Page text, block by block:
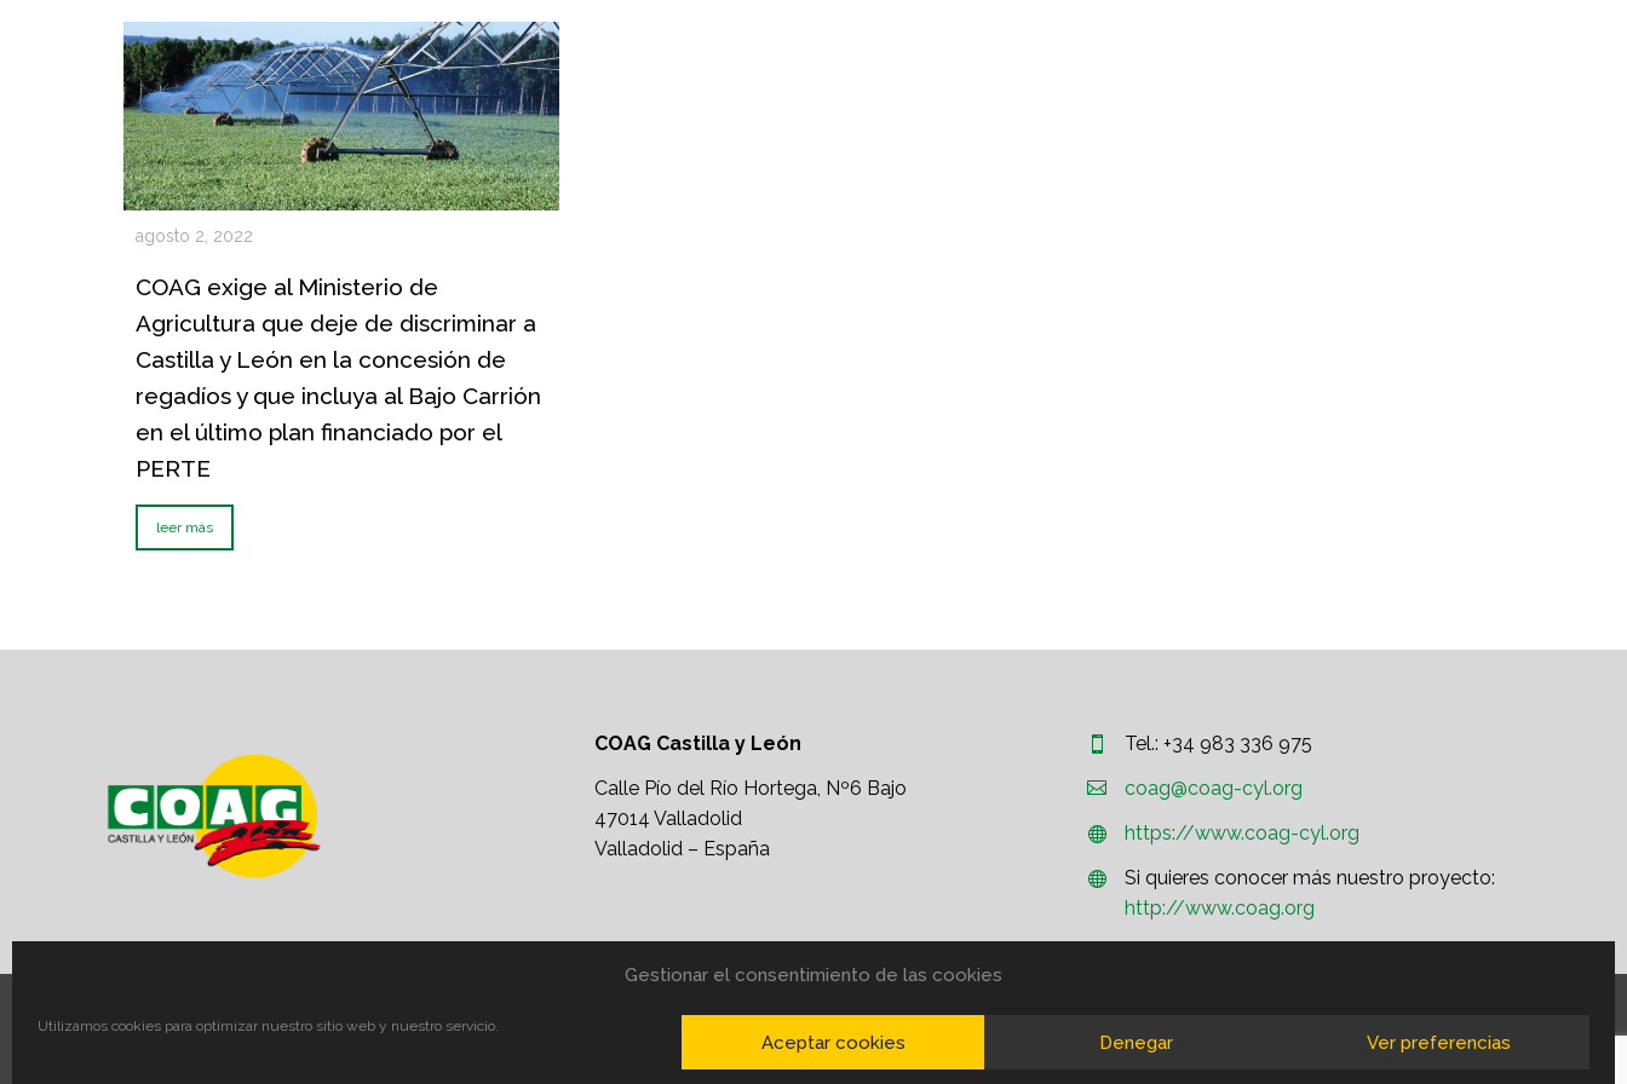
Gestionar el consentimiento de las cookies
Utilizamos cookies para optimizar nuestro sitio web y nuestro servicio.
Aceptar cookies Denegar Ver preferencias
agosto 2, 2022
COAG exige al Ministerio de
Agricultura que deje de discriminar a
Castilla y León en la concesión de
regadíos y que incluya al Bajo Carrión
en el último plan financiado por el
PERTE
leer más
COAG Castilla y León
Calle Pío del Río Hortega, Nº6 Bajo
47014 Valladolid
Valladolid – España

 Tel.: +34 983 336 975

 coag@coag-cyl.org

 https://www.coag-cyl.org


Si quieres conocer más nuestro proyecto:
http://www.coag.org
Política de privacidad